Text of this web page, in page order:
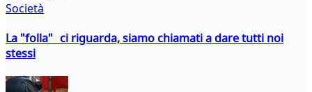
Società
La "folla" ci riguarda, siamo chiamati a dare tutti noi
stessi